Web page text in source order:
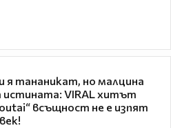
я тананикат, но малцина
истината: VIRAL хитът
всъщност не е изпят